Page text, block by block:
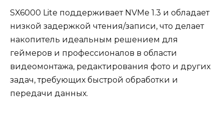
SX6000 Lite поддерживает NVMe 1.3 и обладает
низкой задержкой чтения/записи, что делает
накопитель идеальным решением для
геймеров и профессионалов в области
видеомонтажа, редактирования фото и других
задач, требующих быстрой обработки и
передачи данных.